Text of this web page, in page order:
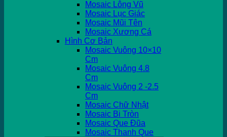
Mosaic Lông Vũ
Mosaic Lục Giác
Mosaic Mũi Tên
Mosaic Xương Cá
Hình Cơ Bản
Mosaic Vuông 10×10
Cm
Mosaic Vuông 4.8
Cm
Mosaic Vuông 2 -2.5
Cm
Mosaic Chữ Nhật
Mosaic Bi Tròn
Mosaic Que Đũa
Mosaic Thanh Que